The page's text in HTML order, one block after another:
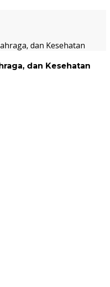
dan Kesehatan
dan Kesehatan